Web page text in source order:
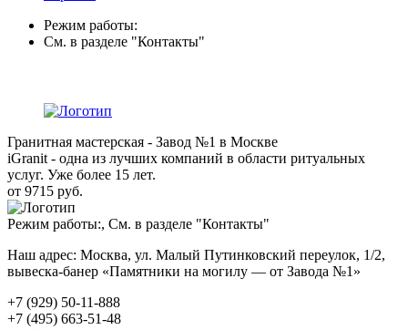
Режим работы:
См. в разделе "Контакты"
Гранитная мастерская - Завод №1 в Москве
iGranit - одна из лучших компаний в области ритуальных
услуг. Уже более 15 лет.
от 9715 руб.
Режим работы:, См. в разделе "Контакты"
Наш адрес: Москва, ул. Малый Путинковский переулок, 1/2,
вывеска-банер «Памятники на могилу — от Завода №1»
+7 (929) 50-11-888
+7 (495) 663-51-48